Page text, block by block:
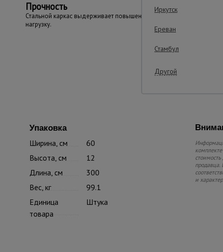
Прочность
Стальной каркас выдерживает повышенную
нагрузку.
Упаковка
Ширина, см
60
Высота, см
12
Длина, см
300
Вес, кг
99.1
Единица
товара
Штука
продавца.
и
Иркутск
Ереван
Стамбул
Другой